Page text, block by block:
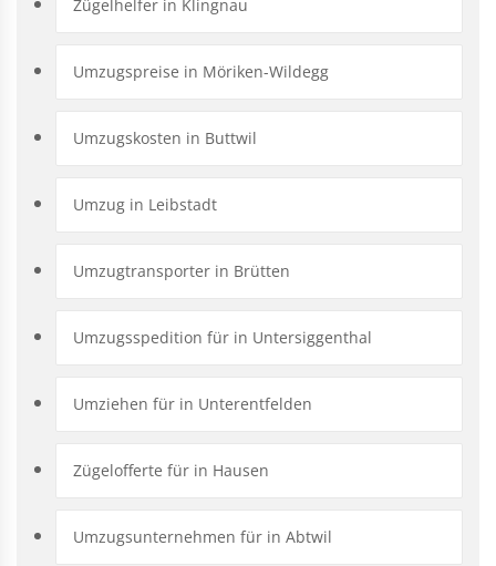
Zügelhelfer in Klingnau
Umzugspreise in Möriken-Wildegg
Umzugskosten in Buttwil
Umzug in Leibstadt
Umzugtransporter in Brütten
Umzugsspedition für in Untersiggenthal
Umziehen für in Unterentfelden
Zügelofferte für in Hausen
Umzugsunternehmen für in Abtwil